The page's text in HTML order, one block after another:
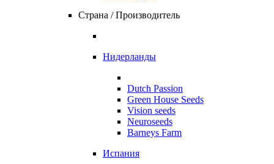
Страна / Производитель
Нидерланды
Dutch Passion
Green House Seeds
Vision seeds
Neuroseeds
Barneys Farm
Испания